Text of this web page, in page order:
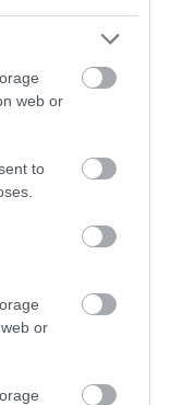
web or
to
or
5 legnagyobb
tagja sem
vegyen
ez történt.
körülbelül 2
a Hold a Nap
tette Fraserék
irányítsák a
a